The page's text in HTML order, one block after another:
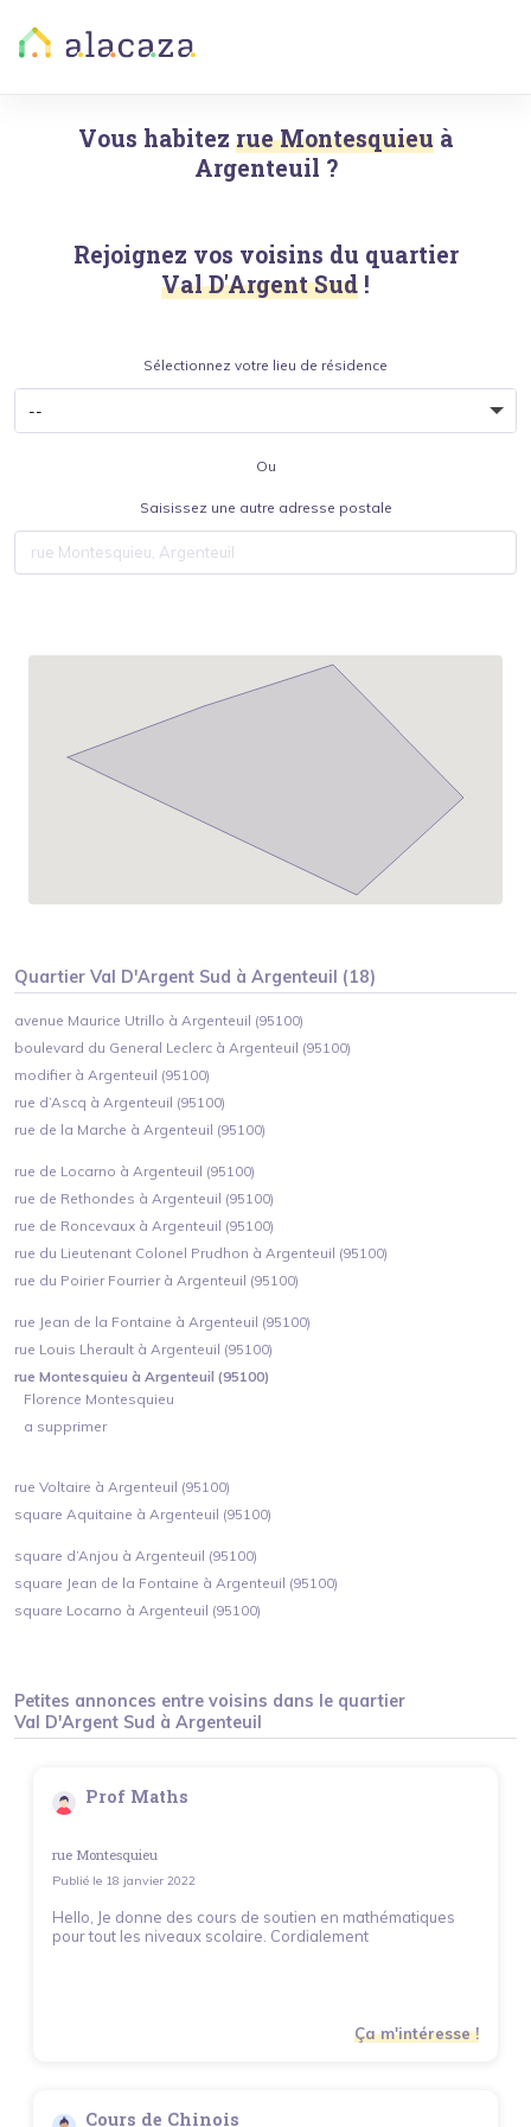
Vous habitez rue Montesquieu à
Argenteuil ?
Rejoignez vos voisins du quartier
Val D'Argent Sud !
Sélectionnez votre lieu de résidence
Ou
Saisissez une autre adresse postale
QuartierVal D'Argent Sud àArgenteuil (18)
avenue Maurice Utrillo à Argenteuil (95100)
boulevard du General Leclerc à Argenteuil (95100)
modifier à Argenteuil (95100)
rue d’Ascq à Argenteuil (95100)
rue de la Marche à Argenteuil (95100)
rue de Locarno à Argenteuil (95100)
rue de Rethondes à Argenteuil (95100)
rue de Roncevaux à Argenteuil (95100)
rue du Lieutenant Colonel Prudhon à Argenteuil (95100)
rue du Poirier Fourrier à Argenteuil (95100)
rue Jean de la Fontaine à Argenteuil (95100)
rue Louis Lherault à Argenteuil (95100)
rue Montesquieu à Argenteuil (95100)
Florence Montesquieu
a supprimer
rue Voltaire à Argenteuil (95100)
square Aquitaine à Argenteuil (95100)
square d’Anjou à Argenteuil (95100)
square Jean de la Fontaine à Argenteuil (95100)
square Locarno à Argenteuil (95100)
Petites annonces entre voisins dans le quartier
Val D'Argent Sud àArgenteuil
Prof Maths
rue Montesquieu
Publié le 18 janvier 2022
Hello, Je donne des cours de soutien en mathématiques
pour tout les niveaux scolaire. Cordialement
Ça m'intéresse !
Cours de Chinois